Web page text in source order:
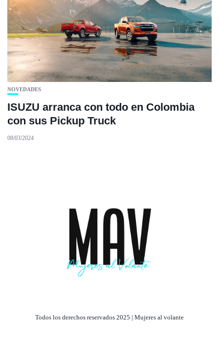
NOVEDADES
ISUZU arranca con todo en Colombia
con sus Pickup Truck
08/03/2024
Todos los derechos reservados 2025 | Mujeres al volante